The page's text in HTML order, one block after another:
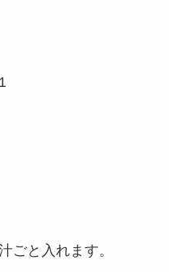
ごと入れます。